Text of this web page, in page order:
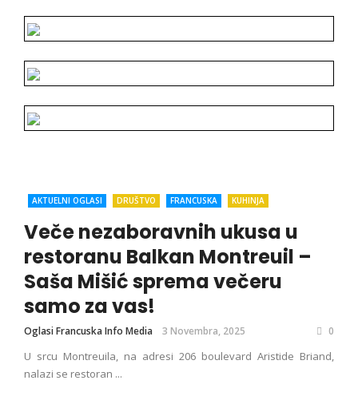
AKTUELNI OGLASI DRUŠTVO FRANCUSKA KUHINJA
Veče nezaboravnih ukusa u
restoranu Balkan Montreuil –
Saša Mišić sprema večeru
samo za vas!
Oglasi Francuska Info Media 3 Novembra, 2025 0
U srcu Montreuila, na adresi 206 boulevard Aristide Briand,
nalazi se restoran ...